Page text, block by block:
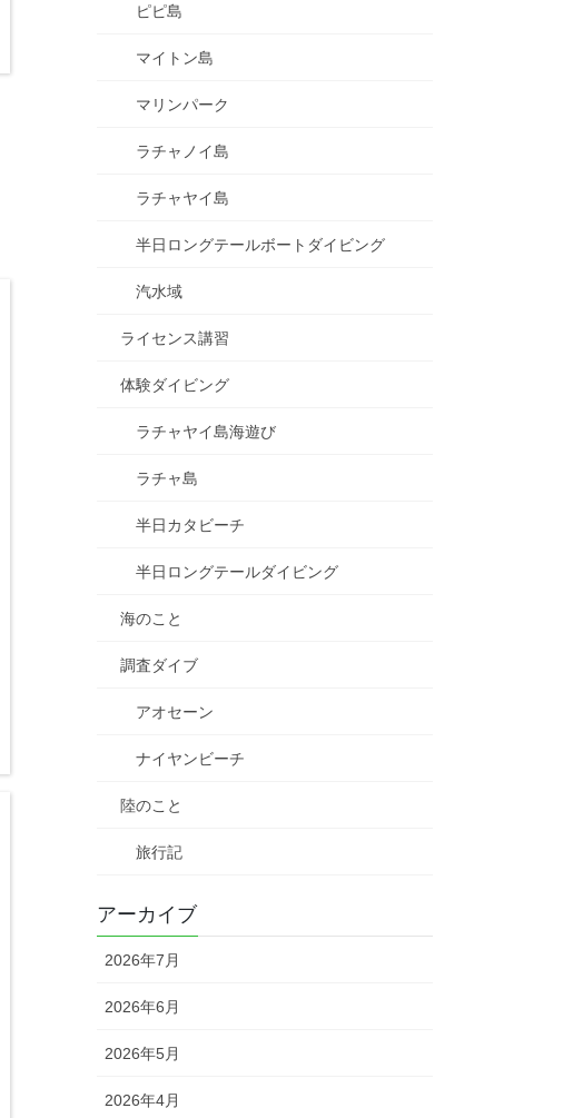
ピピ島
マイトン島
マリンパーク
ラチャノイ島
ラチャヤイ島
半日ロングテールボートダイビング
汽水域
ライセンス講習
体験ダイビング
ラチャヤイ島海遊び
ラチャ島
半日カタビーチ
半日ロングテールダイビング
海のこと
調査ダイブ
アオセーン
ナイヤンビーチ
陸のこと
旅行記
アーカイブ
2026年7月
2026年6月
2026年5月
2026年4月